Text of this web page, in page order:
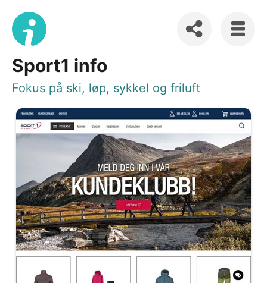
Sport1 info
Fokus på ski, løp, sykkel og friluft